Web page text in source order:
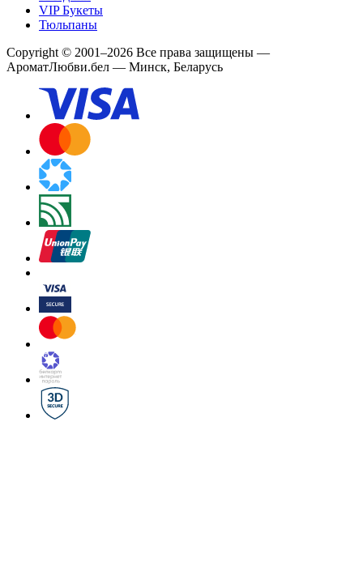
VIP Букеты
Тюльпаны
Copyright © 2001–2026 Все права защищены —
АроматЛюбви.бел — Минск, Беларусь